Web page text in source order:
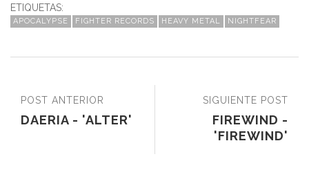
ETIQUETAS:
APOCALYPSE FIGHTER RECORDS HEAVY METAL NIGHTFEAR
SIGUIENTE POST
FIREWIND -
'FIREWIND'
POST ANTERIOR
DAERIA - 'ALTER'